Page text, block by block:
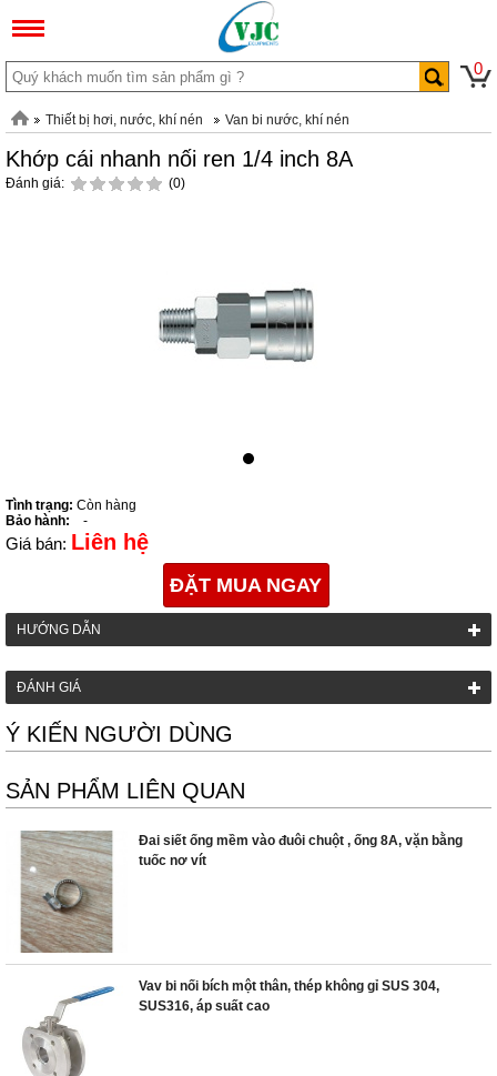
0
Thiết bị hơi, nước, khí nén Van bi nước, khí nén
Khớp cái nhanh nối ren 1/4 inch 8A
Đánh giá: (0)
Tình trạng: Còn hàng
Bảo hành:
-
Giá bán: Liên hệ
ĐẶT MUA NGAY
HƯỚNG DẪN
ĐÁNH GIÁ
Ý KIẾN NGƯỜI DÙNG
SẢN PHẨM LIÊN QUAN
Đai siết ống mềm vào đuôi chuột , ống 8A, vặn bằng
tuốc nơ vít
Vav bi nối bích một thân, thép không gỉ SUS 304,
SUS316, áp suất cao